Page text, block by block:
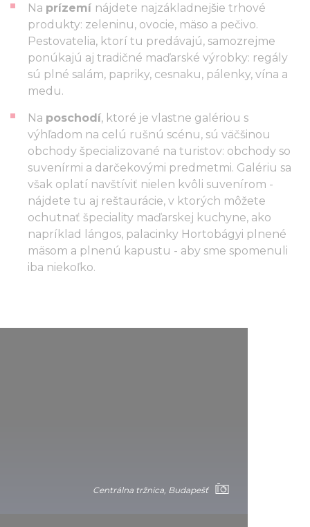
Na prízemí nájdete najzákladnejšie trhové
produkty: zeleninu, ovocie, mäso a pečivo.
Pestovatelia, ktorí tu predávajú, samozrejme
ponúkajú aj tradičné maďarské výrobky: regály
sú plné salám, papriky, cesnaku, pálenky, vína a
medu.
Na poschodí, ktoré je vlastne galériou s
výhľadom na celú rušnú scénu, sú väčšinou
obchody špecializované na turistov: obchody so
suvenírmi a darčekovými predmetmi. Galériu sa
však oplatí navštíviť nielen kvôli suvenírom -
nájdete tu aj reštaurácie, v ktorých môžete
ochutnať špeciality maďarskej kuchyne, ako
napríklad lángos, palacinky Hortobágyi plnené
mäsom a plnenú kapustu - aby sme spomenuli
iba niekoľko.
Centrálna tržnica, Budapešť